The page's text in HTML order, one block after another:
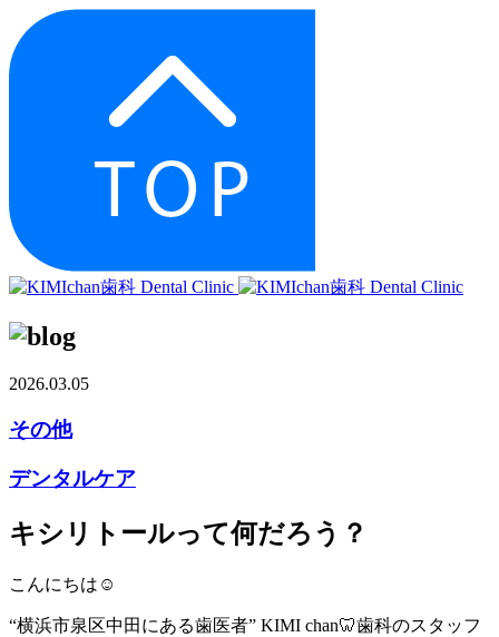
2026.03.05
その他
デンタルケア
キシリトールって何だろう？
こんにちは☺︎
“横浜市泉区中田にある歯医者” KIMI chan🦷歯科のスタッフ